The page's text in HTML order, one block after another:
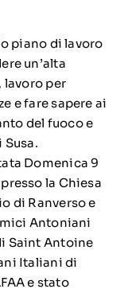
piano di lavoro
un’alta
per
e fare sapere ai
del fuoco e
Domenica 9
la Chiesa
di Ranverso e
Antoniani
Saint Antoine
Italiani di
e stato